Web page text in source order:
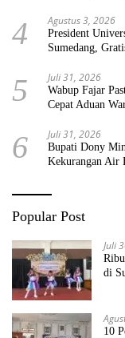
4 Agustus 3, 2026
President
Sumedang,
5 Juli 31, 2026
Wabup Fajar
Cepat Aduan
6 Juli 31, 2026
Bupati Dony
Kekurangan Air
Popular Post
Juli
di
10